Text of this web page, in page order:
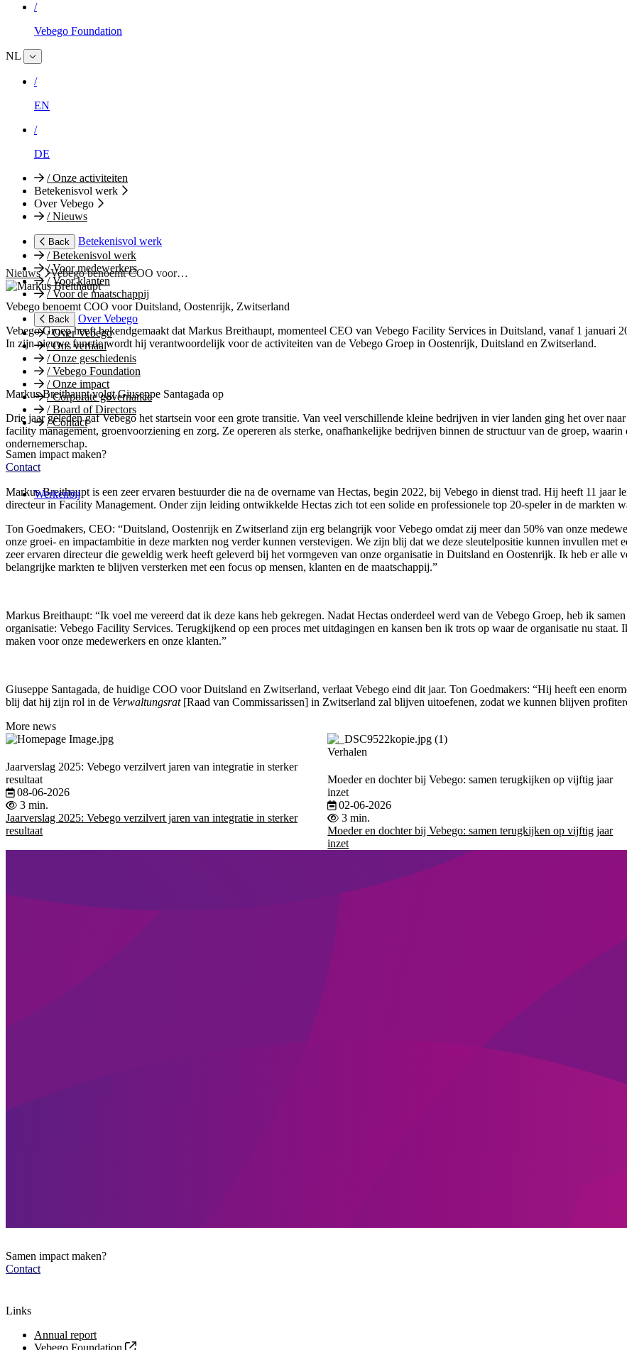
/
Vebego Foundation
NL
/
EN
/
DE
/Onze activiteiten
Betekenisvol werk
Over Vebego
/Nieuws
Back
Betekenisvol werk
/Betekenisvol werk
/Voor medewerkers
/Voor klanten
/Voor de maatschappij
Back
Over Vebego
/Over Vebego
/Ons verhaal
/Onze geschiedenis
/Vebego Foundation
/Onze impact
/Corporate governance
/Board of Directors
/Contact
Samen impact maken?
Contact
Werkenbij
Nieuws Vebego benoemt COO voor…
Vebego benoemt COO voor Duitsland, Oostenrijk, Zwitserland
Vebego Groep heeft bekendgemaakt dat Markus Breithaupt, momenteel CEO van Vebego Facility Services in Duitsland, vanaf 1 januari
In zijn nieuwe functie wordt hij verantwoordelijk voor de activiteiten van de Vebego Groep in Oostenrijk, Duitsland en Zwitserland.
Markus Breithaupt volgt Giuseppe Santagada op
Drie jaar geleden gaf Vebego het startsein voor een grote transitie. Van veel verschillende kleine bedrijven in vier landen ging het over
facility management, groenvoorziening en zorg. Ze opereren als sterke, onafhankelijke bedrijven binnen de structuur van de groep,
ondernemerschap.
Markus Breithaupt is een zeer ervaren bestuurder die na de overname van Hectas, begin 2022, bij Vebego in dienst trad. Hij heeft 11 jaar
directeur in Facility Management. Onder zijn leiding ontwikkelde Hectas zich tot een solide en professionele top 20-speler in de markten
Ton Goedmakers, CEO: “Duitsland, Oostenrijk en Zwitserland zijn erg belangrijk voor Vebego omdat zij meer dan 50% van onze
onze groei- en impactambitie in deze markten nog verder kunnen verstevigen. We zijn blij dat we deze sleutelpositie kunnen invullen met
zeer ervaren directeur die geweldig werk heeft geleverd bij het vormgeven van onze organisatie in Duitsland en Oostenrijk. Ik heb er alle
belangrijke markten te blijven versterken met een focus op mensen, klanten en de maatschappij.”
Markus Breithaupt: “Ik voel me vereerd dat ik deze kans heb gekregen. Nadat Hectas onderdeel werd van de Vebego Groep, heb ik
organisatie: Vebego Facility Services. Terugkijkend op een proces met uitdagingen en kansen ben ik trots op waar de organisatie nu
maken voor onze medewerkers en onze klanten.”
Giuseppe Santagada, de huidige COO voor Duitsland en Zwitserland, verlaat Vebego eind dit jaar. Ton Goedmakers: “Hij heeft een
blij dat hij zijn rol in de Verwaltungsrat[Raad van Commissarissen] in Zwitserland zal blijven uitoefenen, zodat we kunnen blijven
More news
Jaarverslag 2025: Vebego verzilvert jaren van integratie in sterker
resultaat
08-06-2026
3 min.
Jaarverslag 2025: Vebego verzilvert jaren van integratie in sterker
resultaat
Verhalen
Moeder en dochter bij Vebego: samen terugkijken op vijftig jaar
inzet
02-06-2026
3 min.
Moeder en dochter bij Vebego: samen terugkijken op vijftig jaar
inzet
Samen impact maken?
Contact
Links
Annual report
Vebego Foundation